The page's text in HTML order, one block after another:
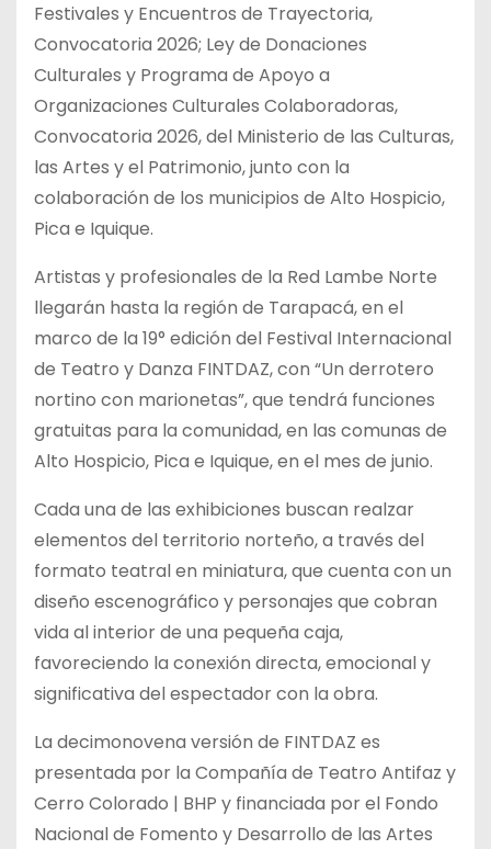
Festivales y Encuentros de Trayectoria,
Convocatoria 2026; Ley de Donaciones
Culturales y Programa de Apoyo a
Organizaciones Culturales Colaboradoras,
Convocatoria 2026, del Ministerio de las Culturas,
las Artes y el Patrimonio, junto con la
colaboración de los municipios de Alto Hospicio,
Pica e Iquique.
Artistas y profesionales de la Red Lambe Norte
llegarán hasta la región de Tarapacá, en el
marco de la 19° edición del Festival Internacional
de Teatro y Danza FINTDAZ, con “Un derrotero
nortino con marionetas”, que tendrá funciones
gratuitas para la comunidad, en las comunas de
Alto Hospicio, Pica e Iquique, en el mes de junio.
Cada una de las exhibiciones buscan realzar
elementos del territorio norteño, a través del
formato teatral en miniatura, que cuenta con un
diseño escenográfico y personajes que cobran
vida al interior de una pequeña caja,
favoreciendo la conexión directa, emocional y
significativa del espectador con la obra.
La decimonovena versión de FINTDAZ es
presentada por la Compañía de Teatro Antifaz y
Cerro Colorado | BHP y financiada por el Fondo
Nacional de Fomento y Desarrollo de las Artes